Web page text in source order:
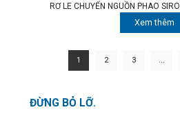
RƠ LE CHUYỂN NGUỒN PHAO
SỬ DỤNG RELAY PHAO ĐIỆN
HOẠT ĐỘNG MẠCH ĐIỆN ĐIỀU
Xem thêm
1 2 3 ...
ĐỪNG BỎ LỠ.